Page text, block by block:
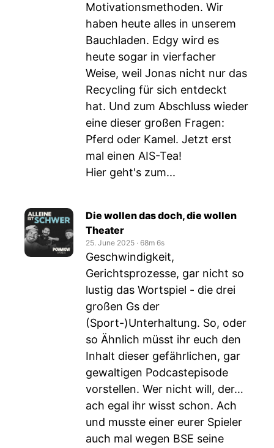
Motivationsmethoden. Wir
haben heute alles in unserem
Bauchladen. Edgy wird es
heute sogar in vierfacher
Weise, weil Jonas nicht nur das
Recycling für sich entdeckt
hat. Und zum Abschluss wieder
eine dieser großen Fragen:
Pferd oder Kamel. Jetzt erst
mal einen AIS-Tea!
Hier geht's zum...
Die wollen das doch, die wollen
Theater
25. June 2025 ‧ 68m 6s
Geschwindigkeit,
Gerichtsprozesse, gar nicht so
lustig das Wortspiel - die drei
großen Gs der
(Sport-)Unterhaltung. So, oder
so Ähnlich müsst ihr euch den
Inhalt dieser gefährlichen, gar
gewaltigen Podcastepisode
vorstellen. Wer nicht will, der…
ach egal ihr wisst schon. Ach
und musste einer eurer Spieler
auch mal wegen BSE seine